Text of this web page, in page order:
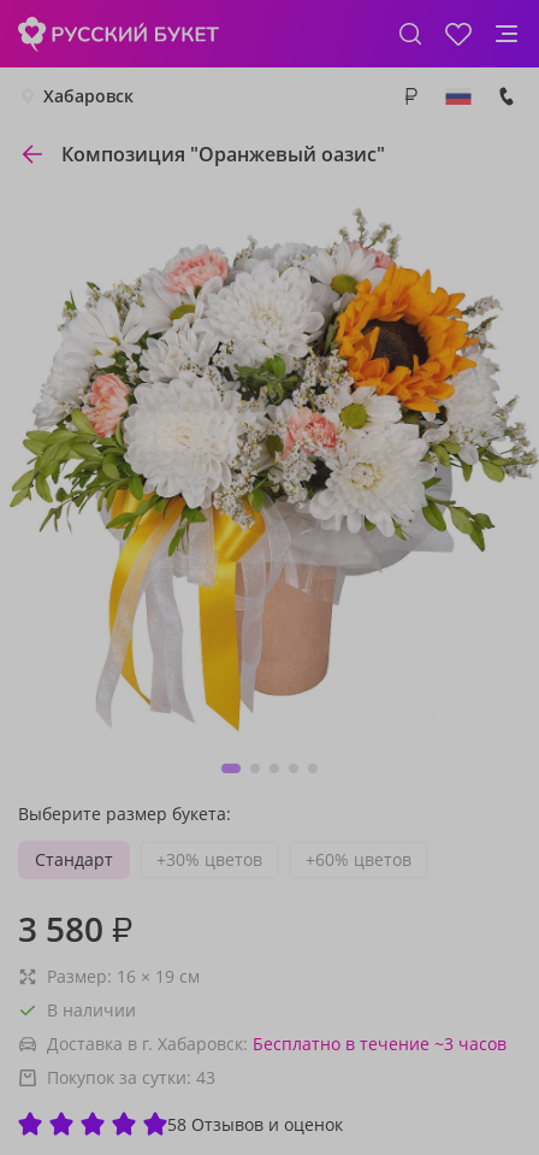
Хабаровск
Композиция "Оранжевый оазис"
Выберите размер букета:
Стандарт
+30% цветов +60% цветов
3 580 ₽
Размер: 16 × 19 см
В наличии
Доставка в г. Хабаровск: Бесплатно в течение ~3 часов
Покупок за сутки: 43
58 Отзывов и оценок